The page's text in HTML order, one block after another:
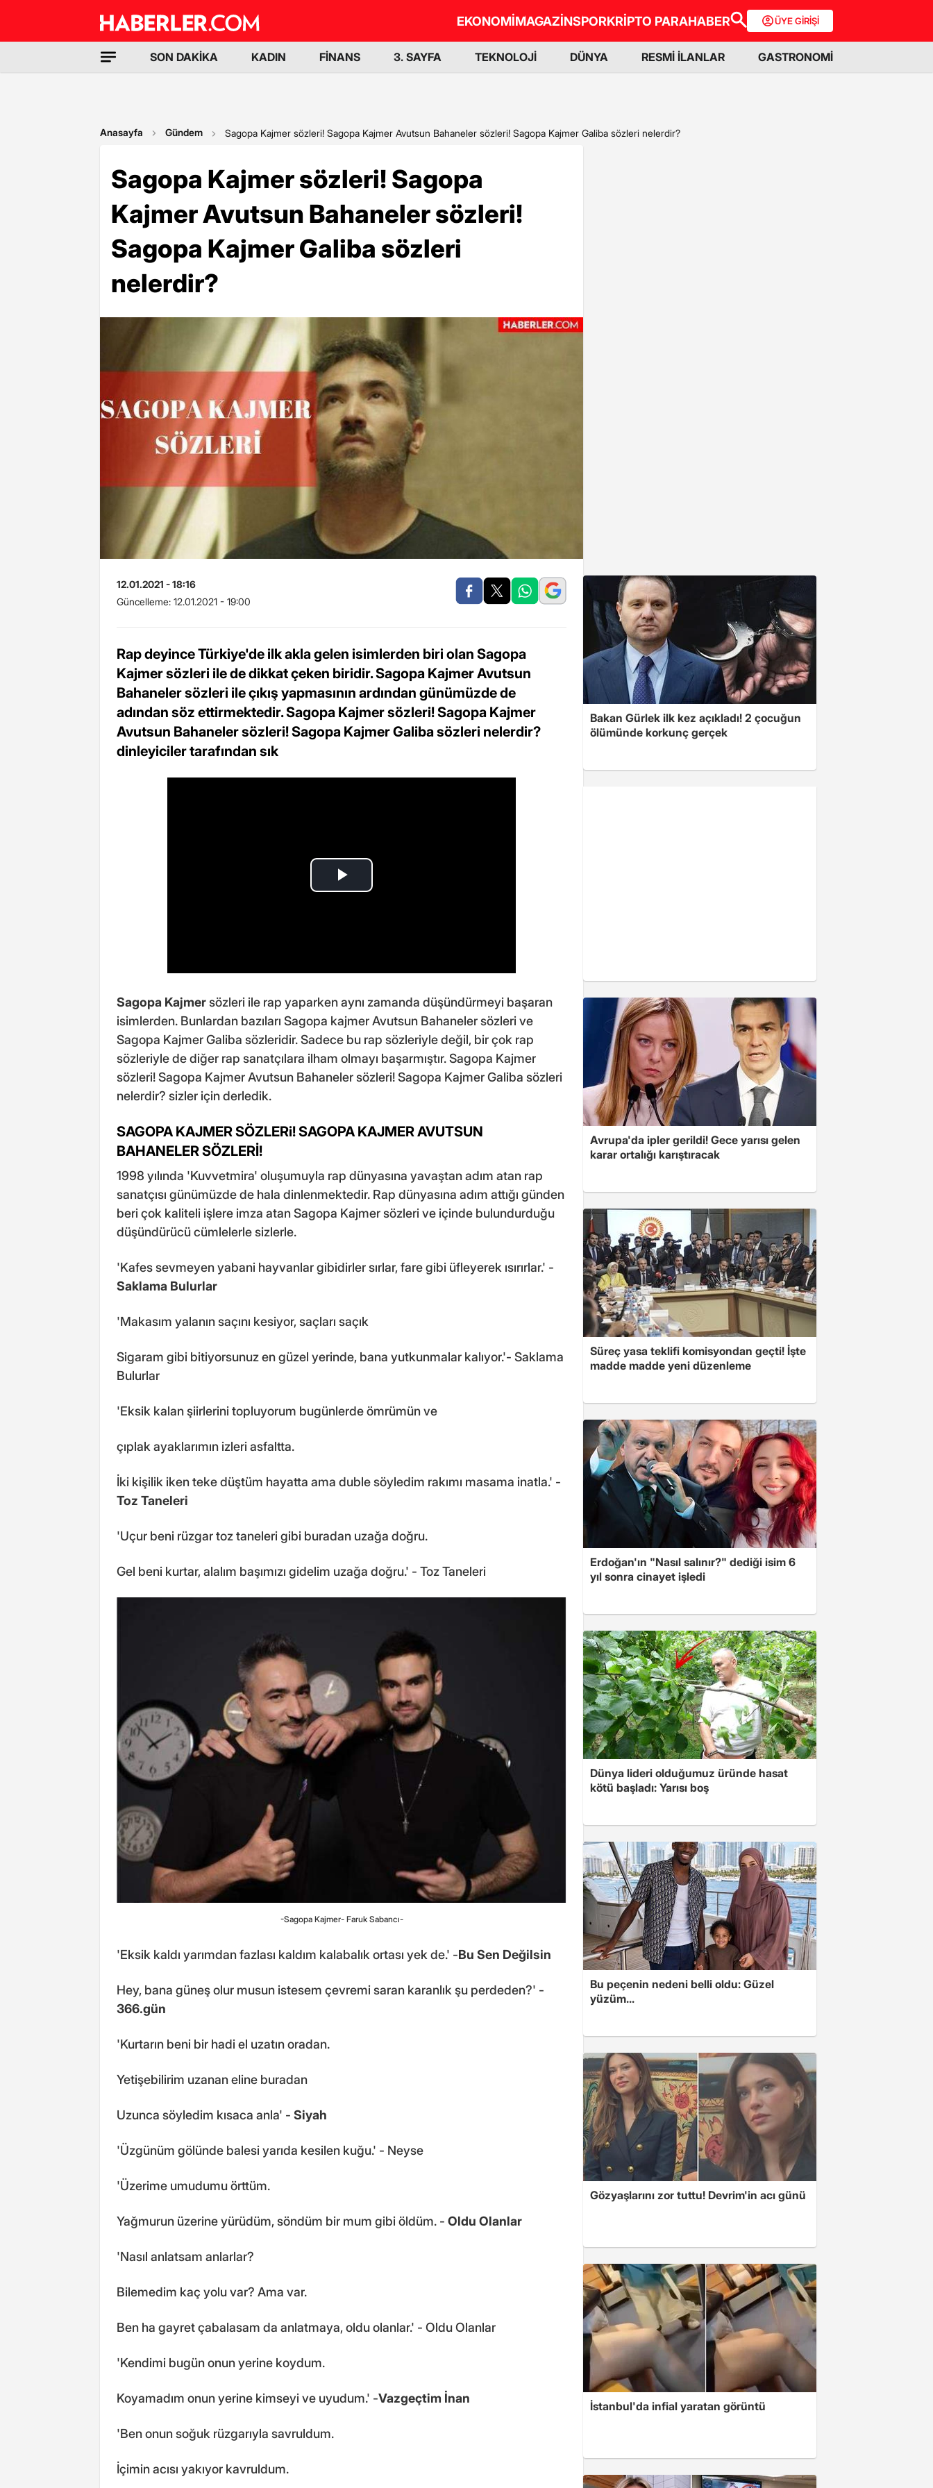
EKONOMİMAGAZİNSPORKRİPTO PARAHABER ÜYE GİRİŞİ
SON DAKİKA KADIN FİNANS 3. SAYFA TEKNOLOJİ DÜNYA RESMİ İLANLAR GASTRONOMİ
Anasayfa Gündem Sagopa Kajmer sözleri! Sagopa Kajmer Avutsun Bahaneler sözleri! Sagopa Kajmer Galiba sözleri nelerdir?
Sagopa Kajmer sözleri! Sagopa
Kajmer Avutsun Bahaneler sözleri!
Sagopa Kajmer Galiba sözleri
nelerdir?
12.01.2021 - 18:16
Güncelleme: 12.01.2021 - 19:00
Rap deyince Türkiye'de ilk akla gelen isimlerden biri olan Sagopa
Kajmer sözleri ile de dikkat çeken biridir. Sagopa Kajmer Avutsun
Bahaneler sözleri ile çıkış yapmasının ardından günümüzde de
adından söz ettirmektedir. Sagopa Kajmer sözleri! Sagopa Kajmer
Avutsun Bahaneler sözleri! Sagopa Kajmer Galiba sözleri nelerdir?
dinleyiciler tarafından sık
Sagopa Kajmersözleri ile rap yaparken aynı zamanda düşündürmeyi başaran
isimlerden. Bunlardan bazıları Sagopa kajmer Avutsun Bahaneler sözleri ve
Sagopa Kajmer Galiba sözleridir. Sadece bu rap sözleriyle değil, bir çok rap
sözleriyle de diğer rap sanatçılara ilham olmayı başarmıştır. Sagopa Kajmer
sözleri! Sagopa Kajmer Avutsun Bahaneler sözleri! Sagopa Kajmer Galiba sözleri
nelerdir? sizler için derledik.
SAGOPA KAJMER SÖZLERi! SAGOPA KAJMER AVUTSUN
BAHANELER SÖZLERİ!
1998 yılında 'Kuvvetmira' oluşumuyla rap dünyasına yavaştan adım atan rap
sanatçısı günümüzde de hala dinlenmektedir. Rap dünyasına adım attığı günden
beri çok kaliteli işlere imza atan Sagopa Kajmer sözleri ve içinde bulundurduğu
düşündürücü cümlelerle sizlerle.
'Kafes sevmeyen yabani hayvanlar gibidirler sırlar, fare gibi üfleyerek ısırırlar.' -
Saklama Bulurlar
'Makasım yalanın saçını kesiyor, saçları saçık
Sigaram gibi bitiyorsunuz en güzel yerinde, bana yutkunmalar kalıyor.'- Saklama
Bulurlar
'Eksik kalan şiirlerini topluyorum bugünlerde ömrümün ve
çıplak ayaklarımın izleri asfaltta.
İki kişilik iken teke düştüm hayatta ama duble söyledim rakımı masama inatla.' -
Toz Taneleri
'Uçur beni rüzgar toz taneleri gibi buradan uzağa doğru.
Gel beni kurtar, alalım başımızı gidelim uzağa doğru.' - Toz Taneleri
-Sagopa Kajmer- Faruk Sabancı-
'Eksik kaldı yarımdan fazlası kaldım kalabalık ortası yek de.' -Bu Sen Değilsin
Hey, bana güneş olur musun istesem çevremi saran karanlık şu perdeden?' -
366.gün
'Kurtarın beni bir hadi el uzatın oradan.
Yetişebilirim uzanan eline buradan
Uzunca söyledim kısaca anla' - Siyah
'Üzgünüm gölünde balesi yarıda kesilen kuğu.' - Neyse
'Üzerime umudumu örttüm.
Yağmurun üzerine yürüdüm, söndüm bir mum gibi öldüm. - Oldu Olanlar
'Nasıl anlatsam anlarlar?
Bilemedim kaç yolu var? Ama var.
Ben ha gayret çabalasam da anlatmaya, oldu olanlar.' - Oldu Olanlar
'Kendimi bugün onun yerine koydum.
Koyamadım onun yerine kimseyi ve uyudum.' -Vazgeçtim İnan
'Ben onun soğuk rüzgarıyla savruldum.
İçimin acısı yakıyor kavruldum.
Bakan Gürlek ilk kez açıkladı! 2 çocuğun
ölümünde korkunç gerçek
Avrupa'da ipler gerildi! Gece yarısı gelen
karar ortalığı karıştıracak
Süreç yasa teklifi komisyondan geçti! İşte
madde madde yeni düzenleme
Erdoğan'ın "Nasıl salınır?" dediği isim 6
yıl sonra cinayet işledi
Dünya lideri olduğumuz üründe hasat
kötü başladı: Yarısı boş
Bu peçenin nedeni belli oldu: Güzel
yüzüm...
Gözyaşlarını zor tuttu! Devrim'in acı günü
İstanbul'da infial yaratan görüntü